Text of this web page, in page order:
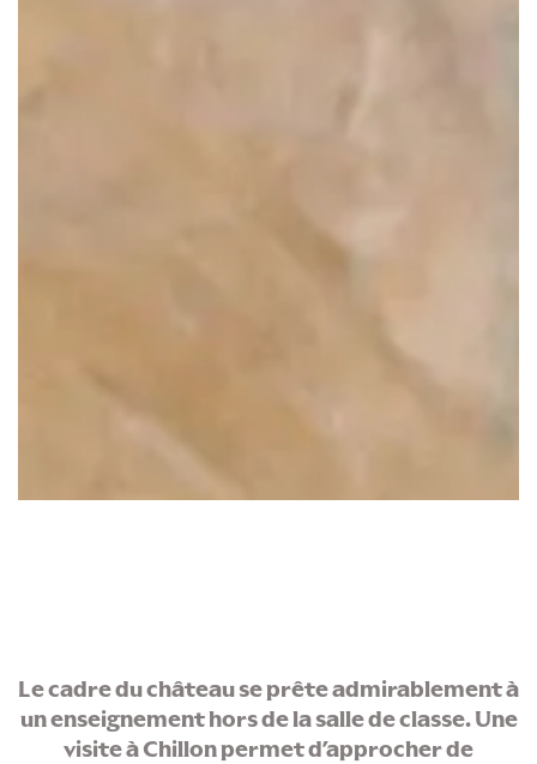
Le cadre du château se prête admirablement à
un enseignement hors de la salle de classe. Une
visite à Chillon permet d’approcher de